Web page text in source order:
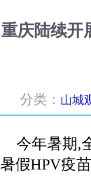
重庆陆续开
分类： 山城
今年暑期,
暑假HPV疫